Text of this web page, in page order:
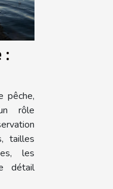
:
pêche,
rôle
tailles
les
détail